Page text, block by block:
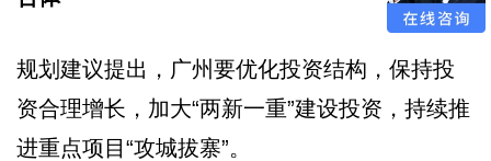
规划建议提出，广州要优化投资结构，保持投
资合理增长，加大“两新一重”建设投资，持续推
进重点项目“攻城拔寨”。